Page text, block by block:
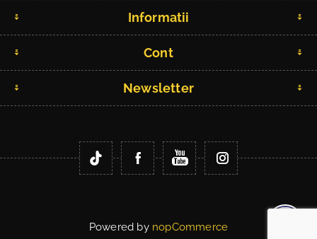
Informatii
Cont
Newsletter
Copyright © 2026 Fitlife.ro. Toate drepturile rezervate.
Powered by nopCommerce